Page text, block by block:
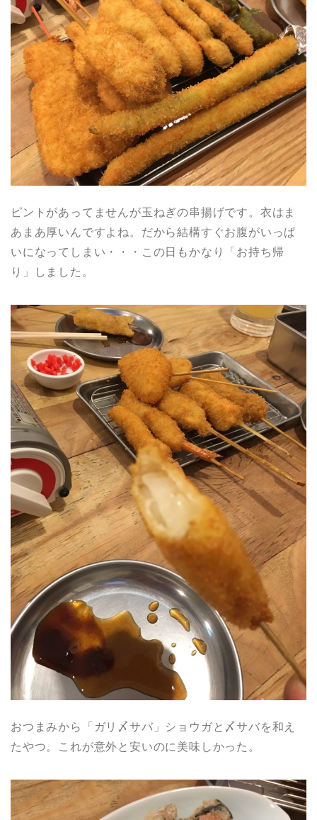
ピントがあってませんが玉ねぎの串揚げです。衣はま
あまあ厚いんですよね。だから結構すぐお腹がいっぱ
いになってしまい・・・この日もかなり「お持ち帰
り」しました。
おつまみから「ガリ〆サバ」ショウガと〆サバを和え
たやつ。これが意外と安いのに美味しかった。